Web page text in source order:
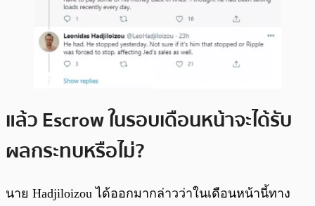
แล้ว Escrow ในรอบเดือนหน้าจะได้รับ
ผลกระทบหรือไม่?
นาย Hadjiloizou ได้ออกมากล่าวว่าในเดือนหน้านี้ทาง